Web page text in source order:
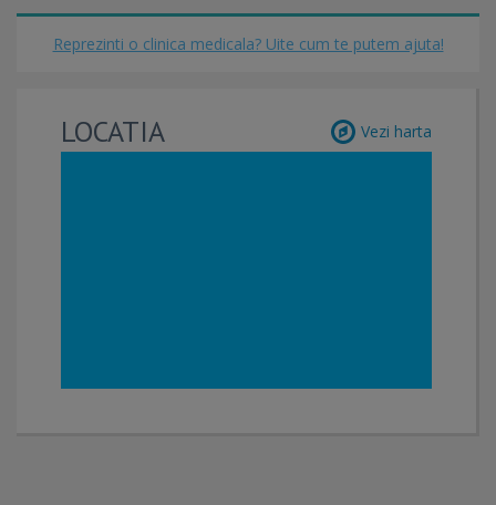
Reprezinti o clinica medicala? Uite cum te putem ajuta!
LOCATIA Vezi harta